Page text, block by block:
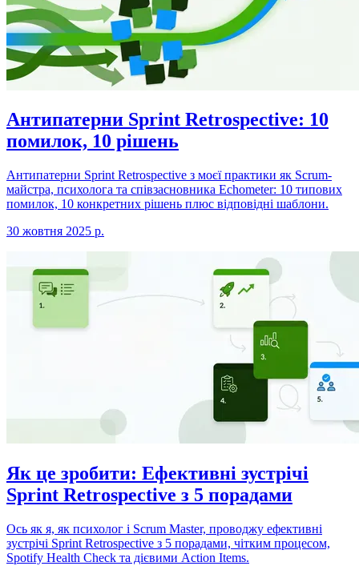
Антипатерни Sprint Retrospective: 10
помилок, 10 рішень
Антипатерни Sprint Retrospective з моєї практики як Scrum-
майстра, психолога та співзасновника Echometer: 10 типових
помилок, 10 конкретних рішень плюс відповідні шаблони.
30 жовтня 2025 р.
Як це зробити: Ефективні зустрічі
Sprint Retrospective з 5 порадами
Ось як я, як психолог і Scrum Master, проводжу ефективні
зустрічі Sprint Retrospective з 5 порадами, чітким процесом,
Spotify Health Check та дієвими Action Items.